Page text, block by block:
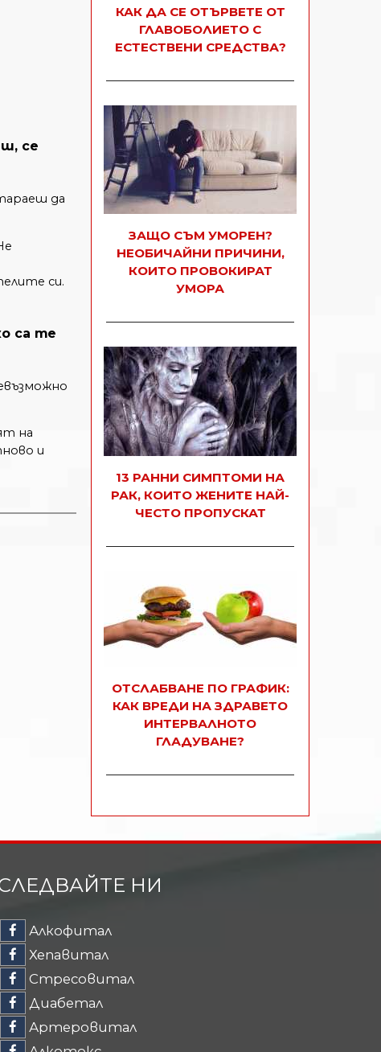
се
да
си.
са те
на
и
КАК ДА СЕ ОТЪРВЕТЕ ОТ
ГЛАВОБОЛИЕТО С
ЕСТЕСТВЕНИ СРЕДСТВА?
ЗАЩО СЪМ УМОРЕН?
НЕОБИЧАЙНИ ПРИЧИНИ,
КОИТО ПРОВОКИРАТ
УМОРА
13 РАННИ СИМПТОМИ НА
РАК, КОИТО ЖЕНИТЕ НАЙ-
ЧЕСТО ПРОПУСКАТ
ОТСЛАБВАНЕ ПО ГРАФИК:
КАК ВРЕДИ НА ЗДРАВЕТО
ИНТЕРВАЛНОТО
ГЛАДУВАНЕ?
НИ
Алкофитал
Хепавитал
Стресовитал
Диабетал
Артеровитал